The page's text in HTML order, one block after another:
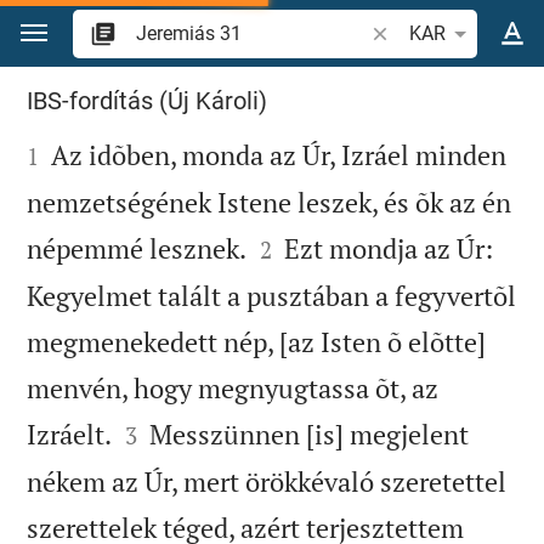
Ugrás a tartalomra
Igevers vagy szó
KAR
Jeremiás 31
IBS-fordítás (Új Károli)

1 Az idõben, monda az Úr, Izráel minden
nemzetségének Istene leszek, és õk az én
népemmé lesznek. 

2 Ezt mondja az Úr:
Kegyelmet talált a pusztában a fegyvertõl
megmenekedett nép, [az Isten õ elõtte]
menvén, hogy megnyugtassa õt, az
Izráelt. 

3 Messzünnen [is] megjelent
nékem az Úr, mert örökkévaló szeretettel
szerettelek téged, azért terjesztettem